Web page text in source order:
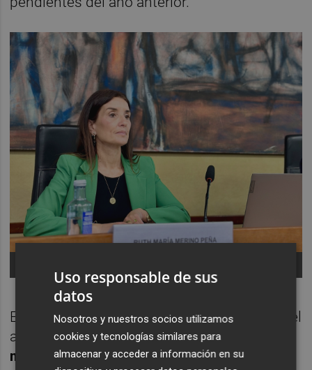
Es el caso de la Comunitat Valenciana, que el
año pasado acabó con un déficit de
millones de euros-sin contar el generado
Uso responsable de sus
datos
Nosotros y nuestros socios utilizamos
cookies y tecnologías similares para
almacenar y acceder a información en su